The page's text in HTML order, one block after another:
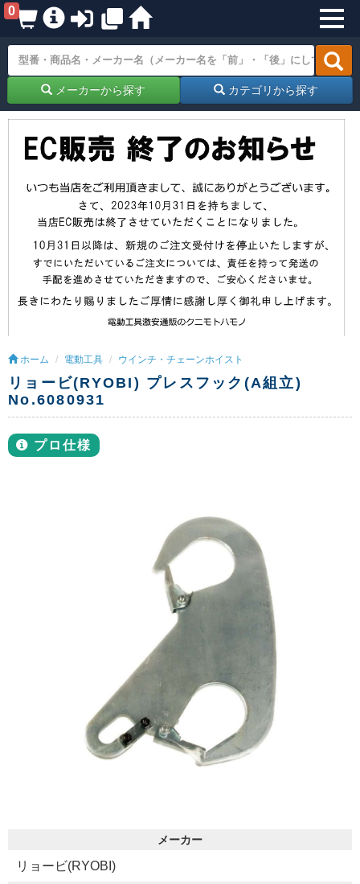
0
メーカーから探す カテゴリから探す
ホーム 電動工具 ウインチ・チェーンホイスト
リョービ(RYOBI) プレスフック(A組立)
No.6080931
プロ仕様
メーカー
リョービ(RYOBI)